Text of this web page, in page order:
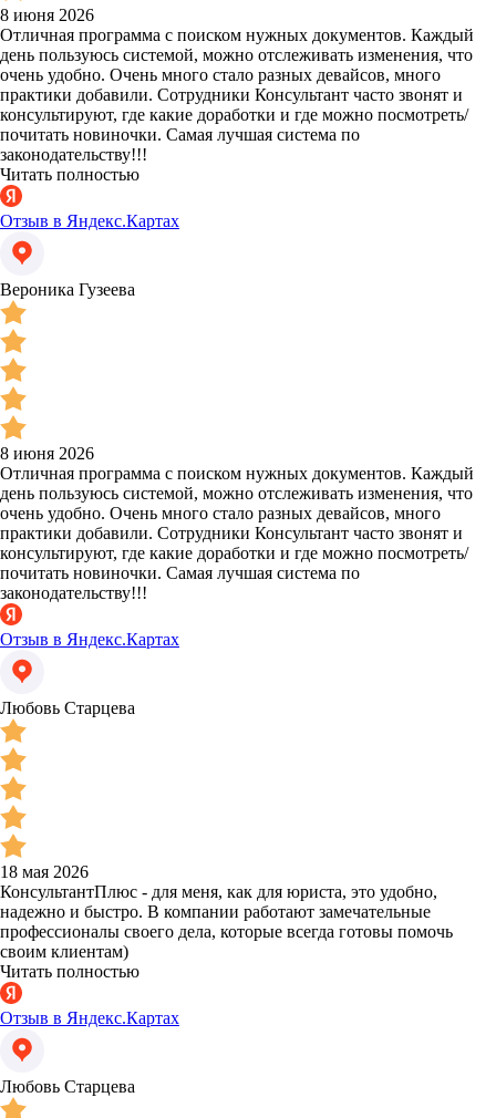
8 июня 2026
Отличная программа с поиском нужных документов. Каждый
день пользуюсь системой, можно отслеживать изменения, что
очень удобно. Очень много стало разных девайсов, много
практики добавили. Сотрудники Консультант часто звонят и
консультируют, где какие доработки и где можно посмотреть/
почитать новиночки. Самая лучшая система по
законодательству!!!
Читать полностью
Отзыв в Яндекс.Картах
Вероника Гузеева
8 июня 2026
Отличная программа с поиском нужных документов. Каждый
день пользуюсь системой, можно отслеживать изменения, что
очень удобно. Очень много стало разных девайсов, много
практики добавили. Сотрудники Консультант часто звонят и
консультируют, где какие доработки и где можно посмотреть/
почитать новиночки. Самая лучшая система по
законодательству!!!
Отзыв в Яндекс.Картах
Любовь Старцева
18 мая 2026
КонсультантПлюс - для меня, как для юриста, это удобно,
надежно и быстро. В компании работают замечательные
профессионалы своего дела, которые всегда готовы помочь
своим клиентам)
Читать полностью
Отзыв в Яндекс.Картах
Любовь Старцева